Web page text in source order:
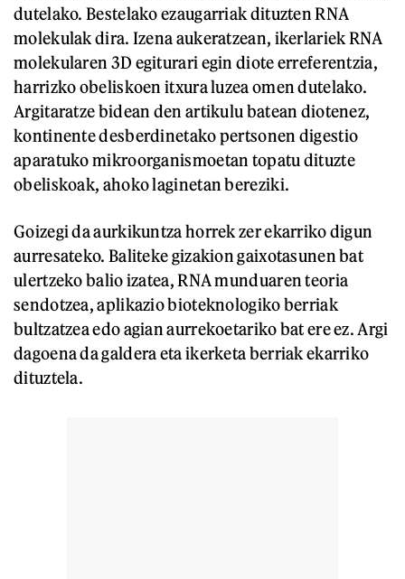
dutelako. Bestelako ezaugarriak dituzten RNA
molekulak dira. Izena aukeratzean, ikerlariek RNA
molekularen 3D egiturari egin diote erreferentzia,
harrizko obeliskoen itxura luzea omen dutelako.
Argitaratze bidean den artikulu batean diotenez,
kontinente desberdinetako pertsonen digestio
aparatuko mikroorganismoetan topatu dituzte
obeliskoak, ahoko laginetan bereziki.
Goizegi da aurkikuntza horrek zer ekarriko digun
aurresateko. Baliteke gizakion gaixotasunen bat
ulertzeko balio izatea, RNA munduaren teoria
sendotzea, aplikazio bioteknologiko berriak
bultzatzea edo agian aurrekoetariko bat ere ez. Argi
dagoena da galdera eta ikerketa berriak ekarriko
dituztela.